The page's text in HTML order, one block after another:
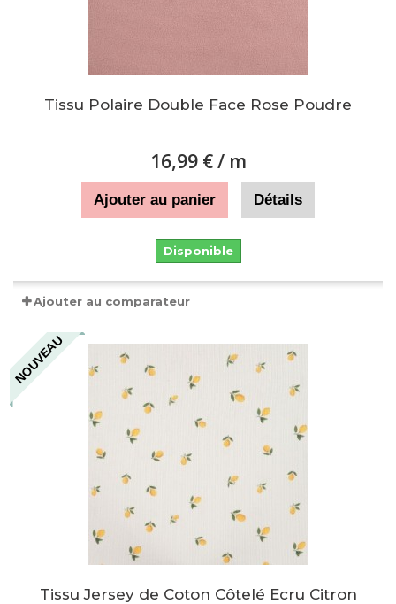
Tissu Polaire Double Face Rose Poudre
16,99 €/ m
Ajouter au panier Détails
Disponible
Ajouter au comparateur
NOUVEAU
Tissu Jersey de Coton Côtelé Ecru Citron